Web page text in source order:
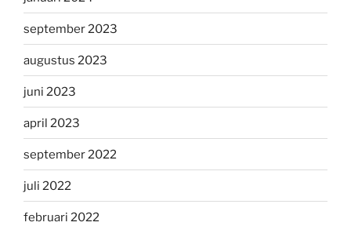
september 2023
augustus 2023
juni 2023
april 2023
september 2022
juli 2022
februari 2022